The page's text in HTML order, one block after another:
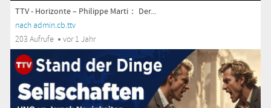
TTV - Horizonte – Philippe Marti： Der...
nach admin.cb.ttv
203 Aufrufe
vor 1 Jahr